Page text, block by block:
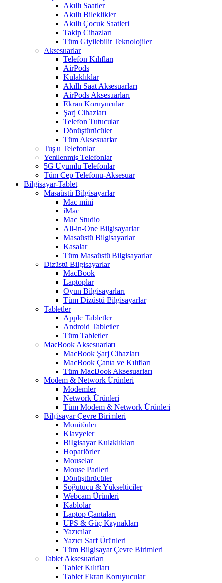
Akıllı Saatler
Akıllı Bileklikler
Akıllı Çocuk Saatleri
Takip Cihazları
Tüm Giyilebilir Teknolojiler
Aksesuarlar
Telefon Kılıfları
AirPods
Kulaklıklar
Akıllı Saat Aksesuarları
AirPods Aksesuarları
Ekran Koruyucular
Şarj Cihazları
Telefon Tutucular
Dönüştürücüler
Tüm Aksesuarlar
Tuşlu Telefonlar
Yenilenmiş Telefonlar
5G Uyumlu Telefonlar
Tüm Cep Telefonu-Aksesuar
Bilgisayar-Tablet
Masaüstü Bilgisayarlar
Mac mini
iMac
Mac Studio
All-in-One Bilgisayarlar
Masaüstü Bilgisayarlar
Kasalar
Tüm Masaüstü Bilgisayarlar
Dizüstü Bilgisayarlar
MacBook
Laptoplar
Oyun Bilgisayarları
Tüm Dizüstü Bilgisayarlar
Tabletler
Apple Tabletler
Android Tabletler
Tüm Tabletler
MacBook Aksesuarları
MacBook Şarj Cihazları
MacBook Çanta ve Kılıfları
Tüm MacBook Aksesuarları
Modem & Network Ürünleri
Modemler
Network Ürünleri
Tüm Modem & Network Ürünleri
Bilgisayar Çevre Birimleri
Monitörler
Klavyeler
BiIgisayar Kulaklıkları
Hoparlörler
Mouselar
Mouse Padleri
Dönüştürücüler
Soğutucu & Yükselticiler
Webcam Ürünleri
Kablolar
Laptop Çantaları
UPS & Güç Kaynakları
Yazıcılar
Yazıcı Sarf Ürünleri
Tüm Bilgisayar Çevre Birimleri
Tablet Aksesuarları
Tablet Kılıfları
Tablet Ekran Koruyucular